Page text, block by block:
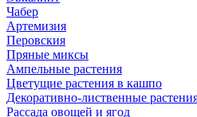
Чабер
Артемизия
Перовския
Пряные миксы
Ампельные растения
Цветущие растения в кашпо
Декоративно-лиственные
Рассада овощей и ягод